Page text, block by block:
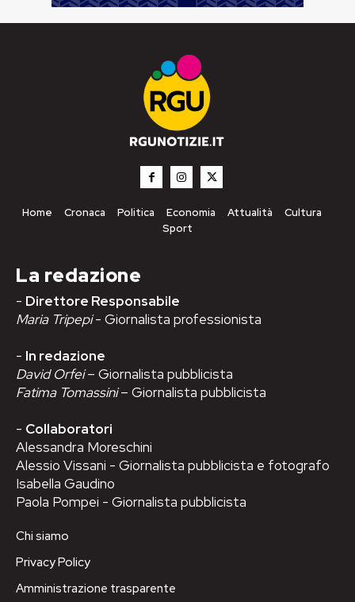
Home Cronaca Politica Economia Attualità
Cultura
Sport
La redazione
- Direttore Responsabile
Maria Tripepi- Giornalista professionista
- In redazione
David Orfei– Giornalista pubblicista
Fatima Tomassini– Giornalista pubblicista
- Collaboratori
Alessandra Moreschini
Alessio Vissani - Giornalista pubblicista e fotografo
Isabella Gaudino
Paola Pompei - Giornalista pubblicista
Chi siamo
Privacy Policy
Amministrazione trasparente